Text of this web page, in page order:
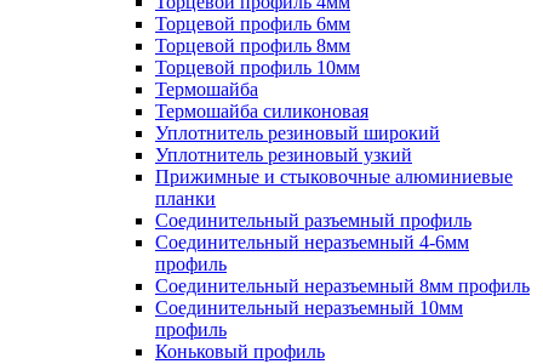
Торцевой профиль 6мм
Торцевой профиль 8мм
Торцевой профиль 10мм
Термошайба
Термошайба силиконовая
Уплотнитель резиновый широкий
Уплотнитель резиновый узкий
Прижимные и стыковочные алюминиевые
планки
Соединительный разъемный профиль
Соединительный неразъемный 4-6мм
профиль
Соединительный неразъемный 8мм профиль
Соединительный неразъемный 10мм
профиль
Коньковый профиль